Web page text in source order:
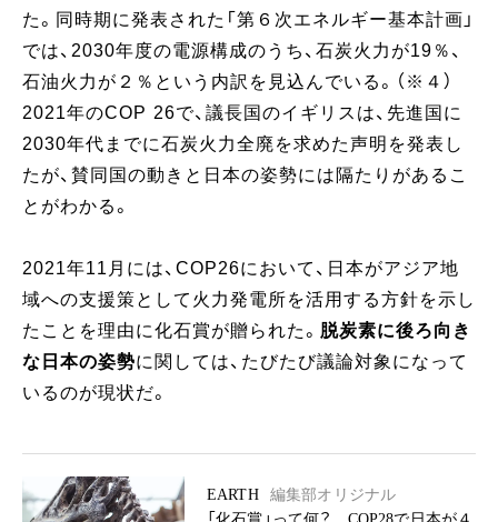
た。同時期に発表された「第６次エネルギー基本計画」
では、2030年度の電源構成のうち、石炭火力が19％、
石油火力が２％という内訳を見込んでいる。（※４）
2021年のCOP 26で、議長国のイギリスは、先進国に
2030年代までに石炭火力全廃を求めた声明を発表し
たが、賛同国の動きと日本の姿勢には隔たりがあるこ
とがわかる。
2021年11月には、COP26において、日本がアジア地
域への支援策として火力発電所を活用する方針を示し
たことを理由に化石賞が贈られた。 脱炭素に後ろ向き
な日本の姿勢に関しては、たびたび議論対象になって
いるのが現状だ。
EARTH
編集部オリジナル